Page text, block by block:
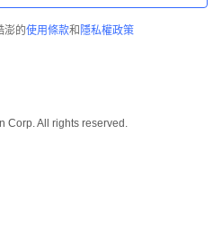
澎的使用條款和 隱私權政策
Corp. All rights reserved.